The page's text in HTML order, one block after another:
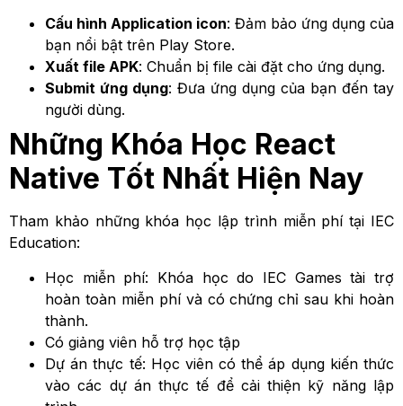
Cấu hình Application icon: Đảm bảo ứng dụng của
bạn nổi bật trên Play Store.
Xuất file APK: Chuẩn bị file cài đặt cho ứng dụng.
Submit ứng dụng: Đưa ứng dụng của bạn đến tay
người dùng.
Những Khóa Học React
Native Tốt Nhất Hiện Nay
Tham khảo những khóa học lập trình miễn phí tại IEC
Education:
Học miễn phí: Khóa học do IEC Games tài trợ
hoàn toàn miễn phí và có chứng chỉ sau khi hoàn
thành.
Có giảng viên hỗ trợ học tập
Dự án thực tế: Học viên có thể áp dụng kiến thức
vào các dự án thực tế để cải thiện kỹ năng lập